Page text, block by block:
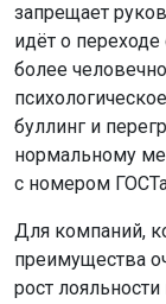
запрещает
идёт о переходе
более
буллинг и
нормальному
с номером
Для компаний,
преимущества
рост